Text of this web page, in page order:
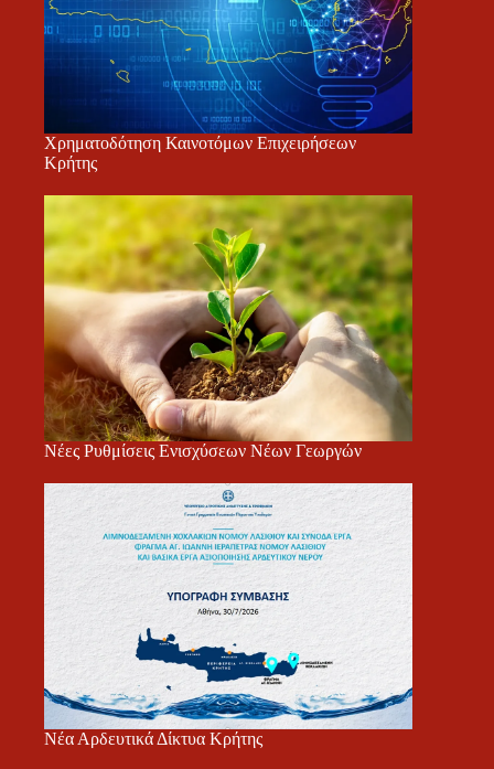
Χρηματοδότηση Καινοτόμων Επιχειρήσεων
Κρήτης
Νέες Ρυθμίσεις Ενισχύσεων Νέων Γεωργών
Νέα Αρδευτικά Δίκτυα Κρήτης